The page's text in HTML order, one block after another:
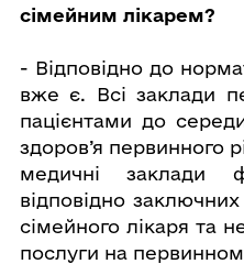
сімейним лікарем?
- Відповідно до
вже є. Всі заклади
пацієнтами до
здоров’я первинного
медичні заклади
відповідно
сімейного лікаря та
послуги на